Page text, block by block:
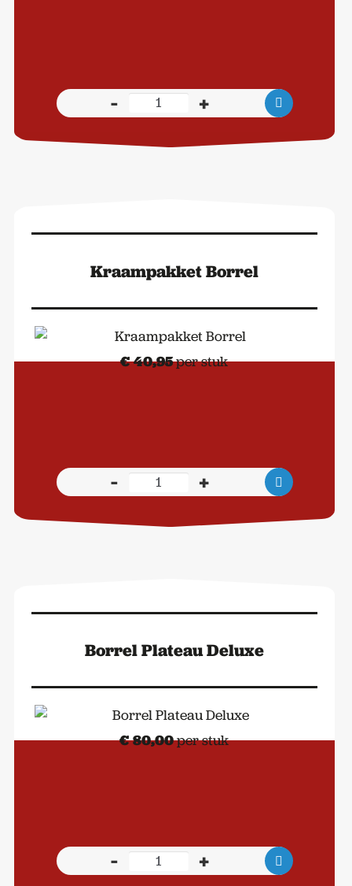
-
Barbecue
pakket
aantal
+
Kraampakket Borrel
€ 40,95per stuk
-
Kraampakket
Borrel
aantal
+
Borrel Plateau Deluxe
€ 80,00per stuk
-
Borrel
Plateau
+